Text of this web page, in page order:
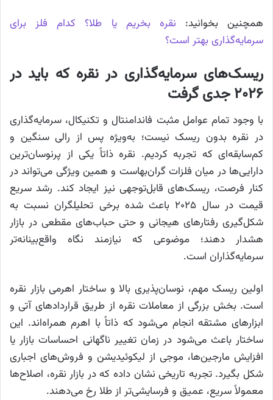
همچنین بخوانید: نقره بخریم یا طلا؟ کدام فلز برای
سرمایه‌گذاری بهتر است؟
ریسک‌های سرمایه‌گذاری در نقره که باید در
۲۰۲۶ جدی گرفت
با وجود تمام عوامل مثبت فاندامنتال و تکنیکال، سرمایه‌گذاری
در نقره بدون ریسک نیست؛ به‌ویژه پس از رالی سنگین و
کم‌سابقه‌ای که تجربه کردیم. نقره ذاتاً یکی از پرنوسان‌ترین
دارایی‌ها در میان فلزات گران‌بهاست و همین ویژگی می‌تواند در
کنار فرصت، ریسک‌های قابل‌توجهی نیز ایجاد کند. رشد سریع
قیمت در سال ۲۰۲۵ باعث شده برخی تحلیلگران نسبت به
شکل‌گیری رفتارهای هیجانی و حتی حباب‌های مقطعی در بازار
هشدار دهند؛ موضوعی که نیازمند نگاه واقع‌بینانه‌تر
سرمایه‌گذاران است.
اولین ریسک مهم، نوسان‌پذیری بالا و ساختار اهرمی بازار نقره
است. بخش بزرگی از معاملات نقره از طریق قراردادهای آتی و
ابزارهای مشتقه انجام می‌شود که ذاتاً با اهرم همراه‌اند. این
ساختار باعث می‌شود در زمان تغییر ناگهانی احساسات بازار یا
افزایش مارجین‌ها، موجی از لیکوئیدیشن و فروش‌های اجباری
شکل بگیرد. تجربه تاریخی نشان داده که در بازار نقره، اصلاح‌ها
معمولاً سریع، عمیق و فرسایشی‌تر از طلا رخ می‌دهند.